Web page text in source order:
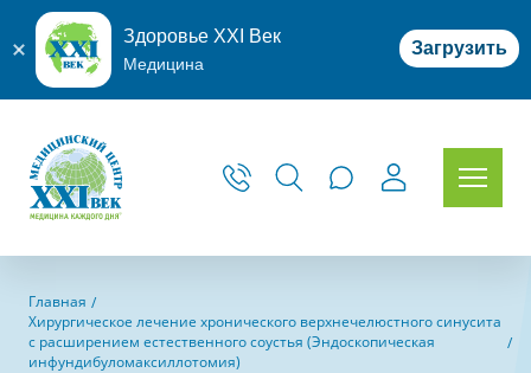
Здоровье XXI Век
Медицина
Загрузить
Главная
Хирургическое лечение хронического верхнечелюстного синусита
с расширением естественного соустья (Эндоскопическая
инфундибуломаксиллотомия)